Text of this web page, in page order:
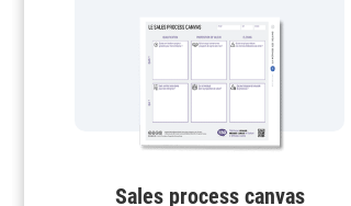
Sales process canvas